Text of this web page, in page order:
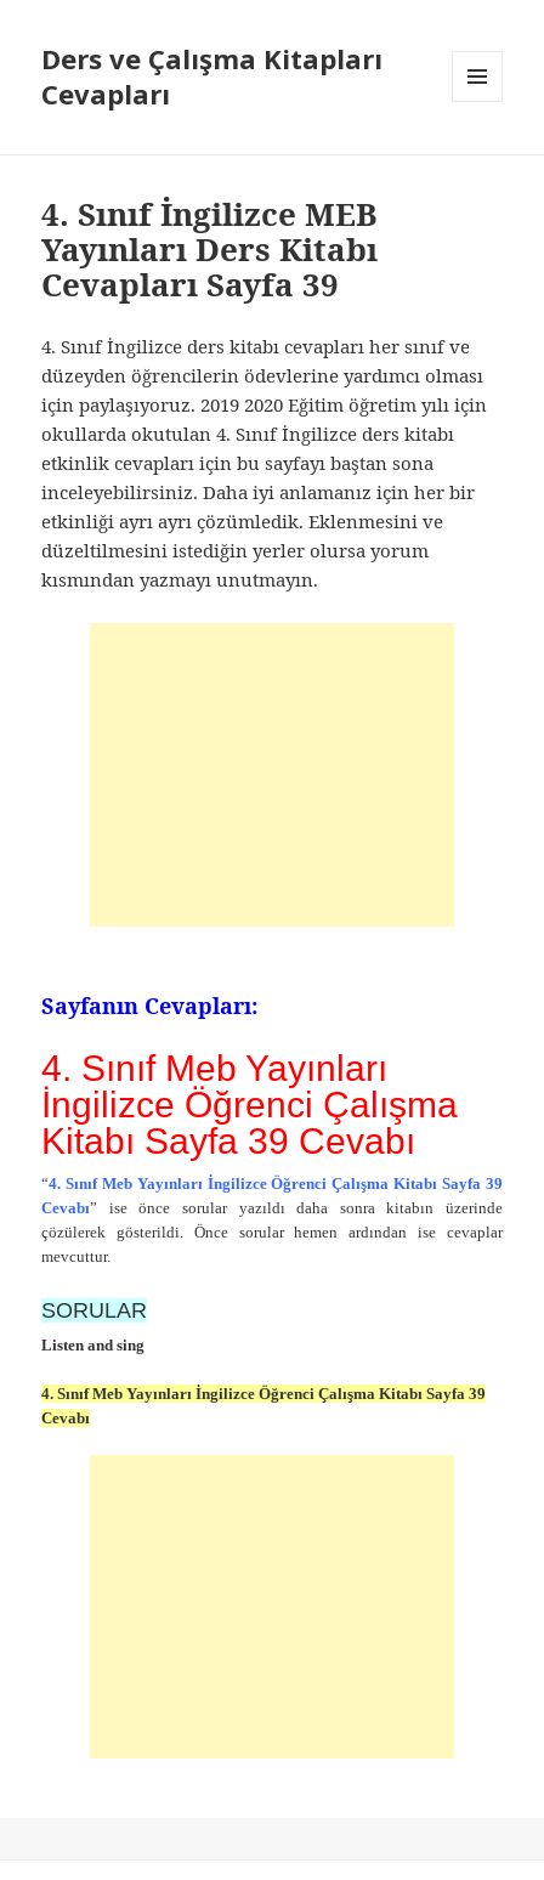
Ders ve Çalışma Kitapları
Cevapları
4. Sınıf İngilizce MEB
Yayınları Ders Kitabı
Cevapları Sayfa 39
4. Sınıf İngilizce ders kitabı cevapları her sınıf ve
düzeyden öğrencilerin ödevlerine yardımcı olması
için paylaşıyoruz. 2019 2020 Eğitim öğretim yılı için
okullarda okutulan 4. Sınıf İngilizce ders kitabı
etkinlik cevapları için bu sayfayı baştan sona
inceleyebilirsiniz. Daha iyi anlamanız için her bir
etkinliği ayrı ayrı çözümledik. Eklenmesini ve
düzeltilmesini istediğin yerler olursa yorum
kısmından yazmayı unutmayın.
Sayfanın Cevapları:
4. Sınıf Meb Yayınları
İngilizce Öğrenci Çalışma
Kitabı Sayfa 39 Cevabı
“4. Sınıf Meb Yayınları İngilizce Öğrenci Çalışma Kitabı Sayfa 39
Cevabı” ise önce sorular yazıldı daha sonra kitabın üzerinde
çözülerek gösterildi. Önce sorular hemen ardından ise cevaplar
mevcuttur.
SORULAR
Listen and sing
4. Sınıf Meb Yayınları İngilizce Öğrenci Çalışma Kitabı Sayfa 39
Cevabı